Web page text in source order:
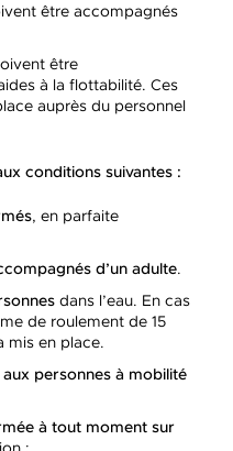
être accompagnés
être
à la flottabilité. Ces
auprès du personnel
conditions suivantes :
, en parfaite
d’un adulte.
dans l’eau. En cas
de roulement de 15
mis en place.
aux personnes à mobilité
à tout moment sur